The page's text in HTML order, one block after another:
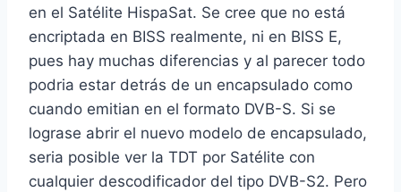
en el Satélite HispaSat. Se cree que no está
encriptada en BISS realmente, ni en BISS E,
pues hay muchas diferencias y al parecer todo
podria estar detrás de un encapsulado como
cuando emitian en el formato DVB-S. Si se
lograse abrir el nuevo modelo de encapsulado,
seria posible ver la TDT por Satélite con
cualquier descodificador del tipo DVB-S2. Pero